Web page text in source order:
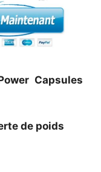
Capsules
de poids